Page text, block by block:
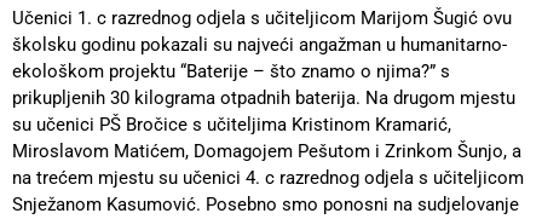
Učenici 1. c razrednog odjela s učiteljicom Marijom Šugić ovu
školsku godinu pokazali su najveći angažman u humanitarno-
ekološkom projektu “Baterije – što znamo o njima?” s
prikupljenih 30 kilograma otpadnih baterija. Na drugom mjestu
su učenici PŠ Bročice s učiteljima Kristinom Kramarić,
Miroslavom Matićem, Domagojem Pešutom i Zrinkom Šunjo, a
na trećem mjestu su učenici 4. c razrednog odjela s učiteljicom
Snježanom Kasumović. Posebno smo ponosni na sudjelovanje